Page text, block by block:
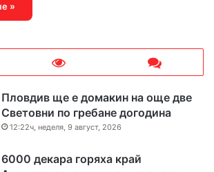
»
Пловдив ще е домакин на още две
Световни по гребане догодина
12:22ч, неделя, 9 август, 2026
6000 декара горяха край